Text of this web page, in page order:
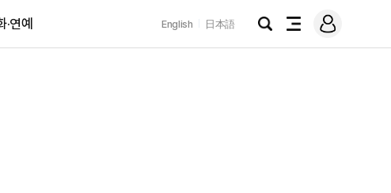
·연예 English 日本語
검
전
메
그